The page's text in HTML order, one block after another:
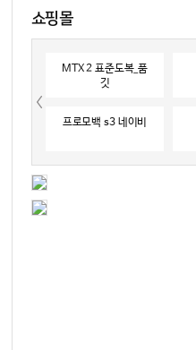
쇼핑몰
MTX 2 표준도복_품
깃
프로모백 s3 네이비